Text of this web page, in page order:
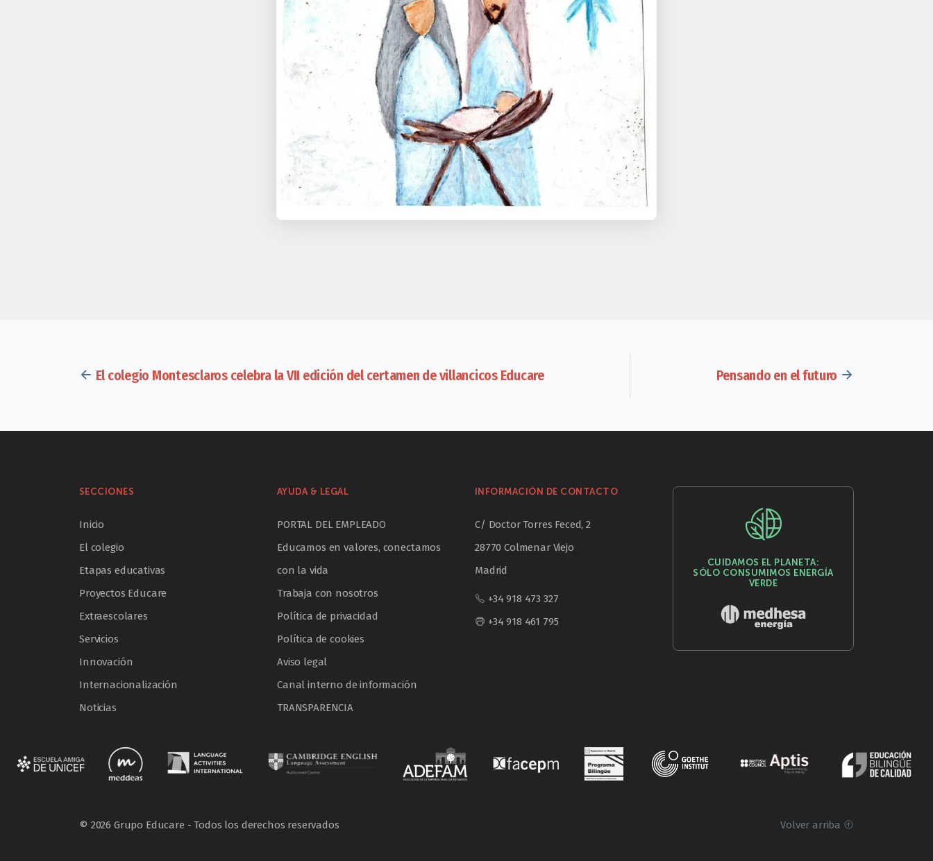
El colegio Montesclaros celebra la VII edición del certamen de villancicos Educare Pensando en el futuro
SECCIONES
Inicio
El colegio
Etapas educativas
Proyectos Educare
Extraescolares
Servicios
Innovación
Internacionalización
Noticias
AYUDA & LEGAL
PORTAL DEL EMPLEADO
Educamos en valores, conectamos
con la vida
Trabaja con nosotros
Política de privacidad
Política de cookies
Aviso legal
Canal interno de información
TRANSPARENCIA
INFORMACIÓN DE CONTACTO
C/ Doctor Torres Feced, 2
28770 Colmenar Viejo
Madrid
+34 918 473 327
+34 918 461 795
CUIDAMOS EL PLANETA:
SÓLO CONSUMIMOS ENERGÍA
VERDE
Volver arriba
© 2026 Grupo Educare - Todos los derechos reservados